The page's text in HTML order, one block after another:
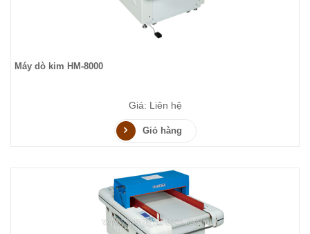
Máy dò kim HM-8000
Giá: Liên hệ
Giỏ hàng